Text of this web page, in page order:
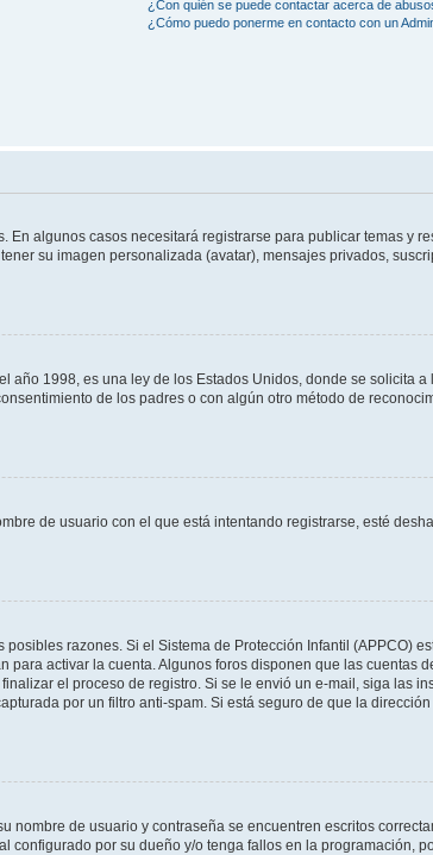
¿Con quién se puede contactar acerca de
¿Cómo puedo ponerme en contacto con un
algunos casos necesitará registrarse para publicar temas y
su imagen personalizada (avatar), mensajes privados,
año 1998, es una ley de los Estados Unidos, donde se solicita
de los padres o con algún otro método de
de usuario con el que está intentando registrarse, esté
razones. Si el Sistema de Protección Infantil (APPCO)
activar la cuenta. Algunos foros disponen que las cuentas
el proceso de registro. Si se le envió un e-mail, siga las
por un filtro anti-spam. Si está seguro de que la
nombre de usuario y contraseña se encuentren escritos
por su dueño y/o tenga fallos en la programación,